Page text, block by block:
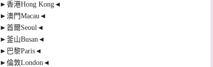
►香港Hong Kong◄
►澳門Macau◄
►首爾Seoul◄
►釜山Busan◄
►巴黎Paris◄
►倫敦London◄